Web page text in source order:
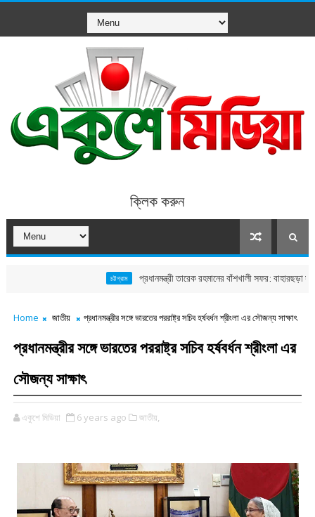
ক্লিক করুন
প্রধানমন্ত্রী তারেক রহমানের বাঁশখালী সফর: বাহারছড়া
Home জাতীয় প্রধানমন্ত্রীর সঙ্গে ভারতের পররাষ্ট্র সচিব হর্ষবর্ধন শ্রীংলা এর সৌজন্য সাক্ষাৎ
প্রধানমন্ত্রীর সঙ্গে ভারতের পররাষ্ট্র সচিব হর্ষবর্ধন শ্রীংলা এর
সৌজন্য সাক্ষাৎ
একুশে মিডিয়া 6 years ago জাতীয়,